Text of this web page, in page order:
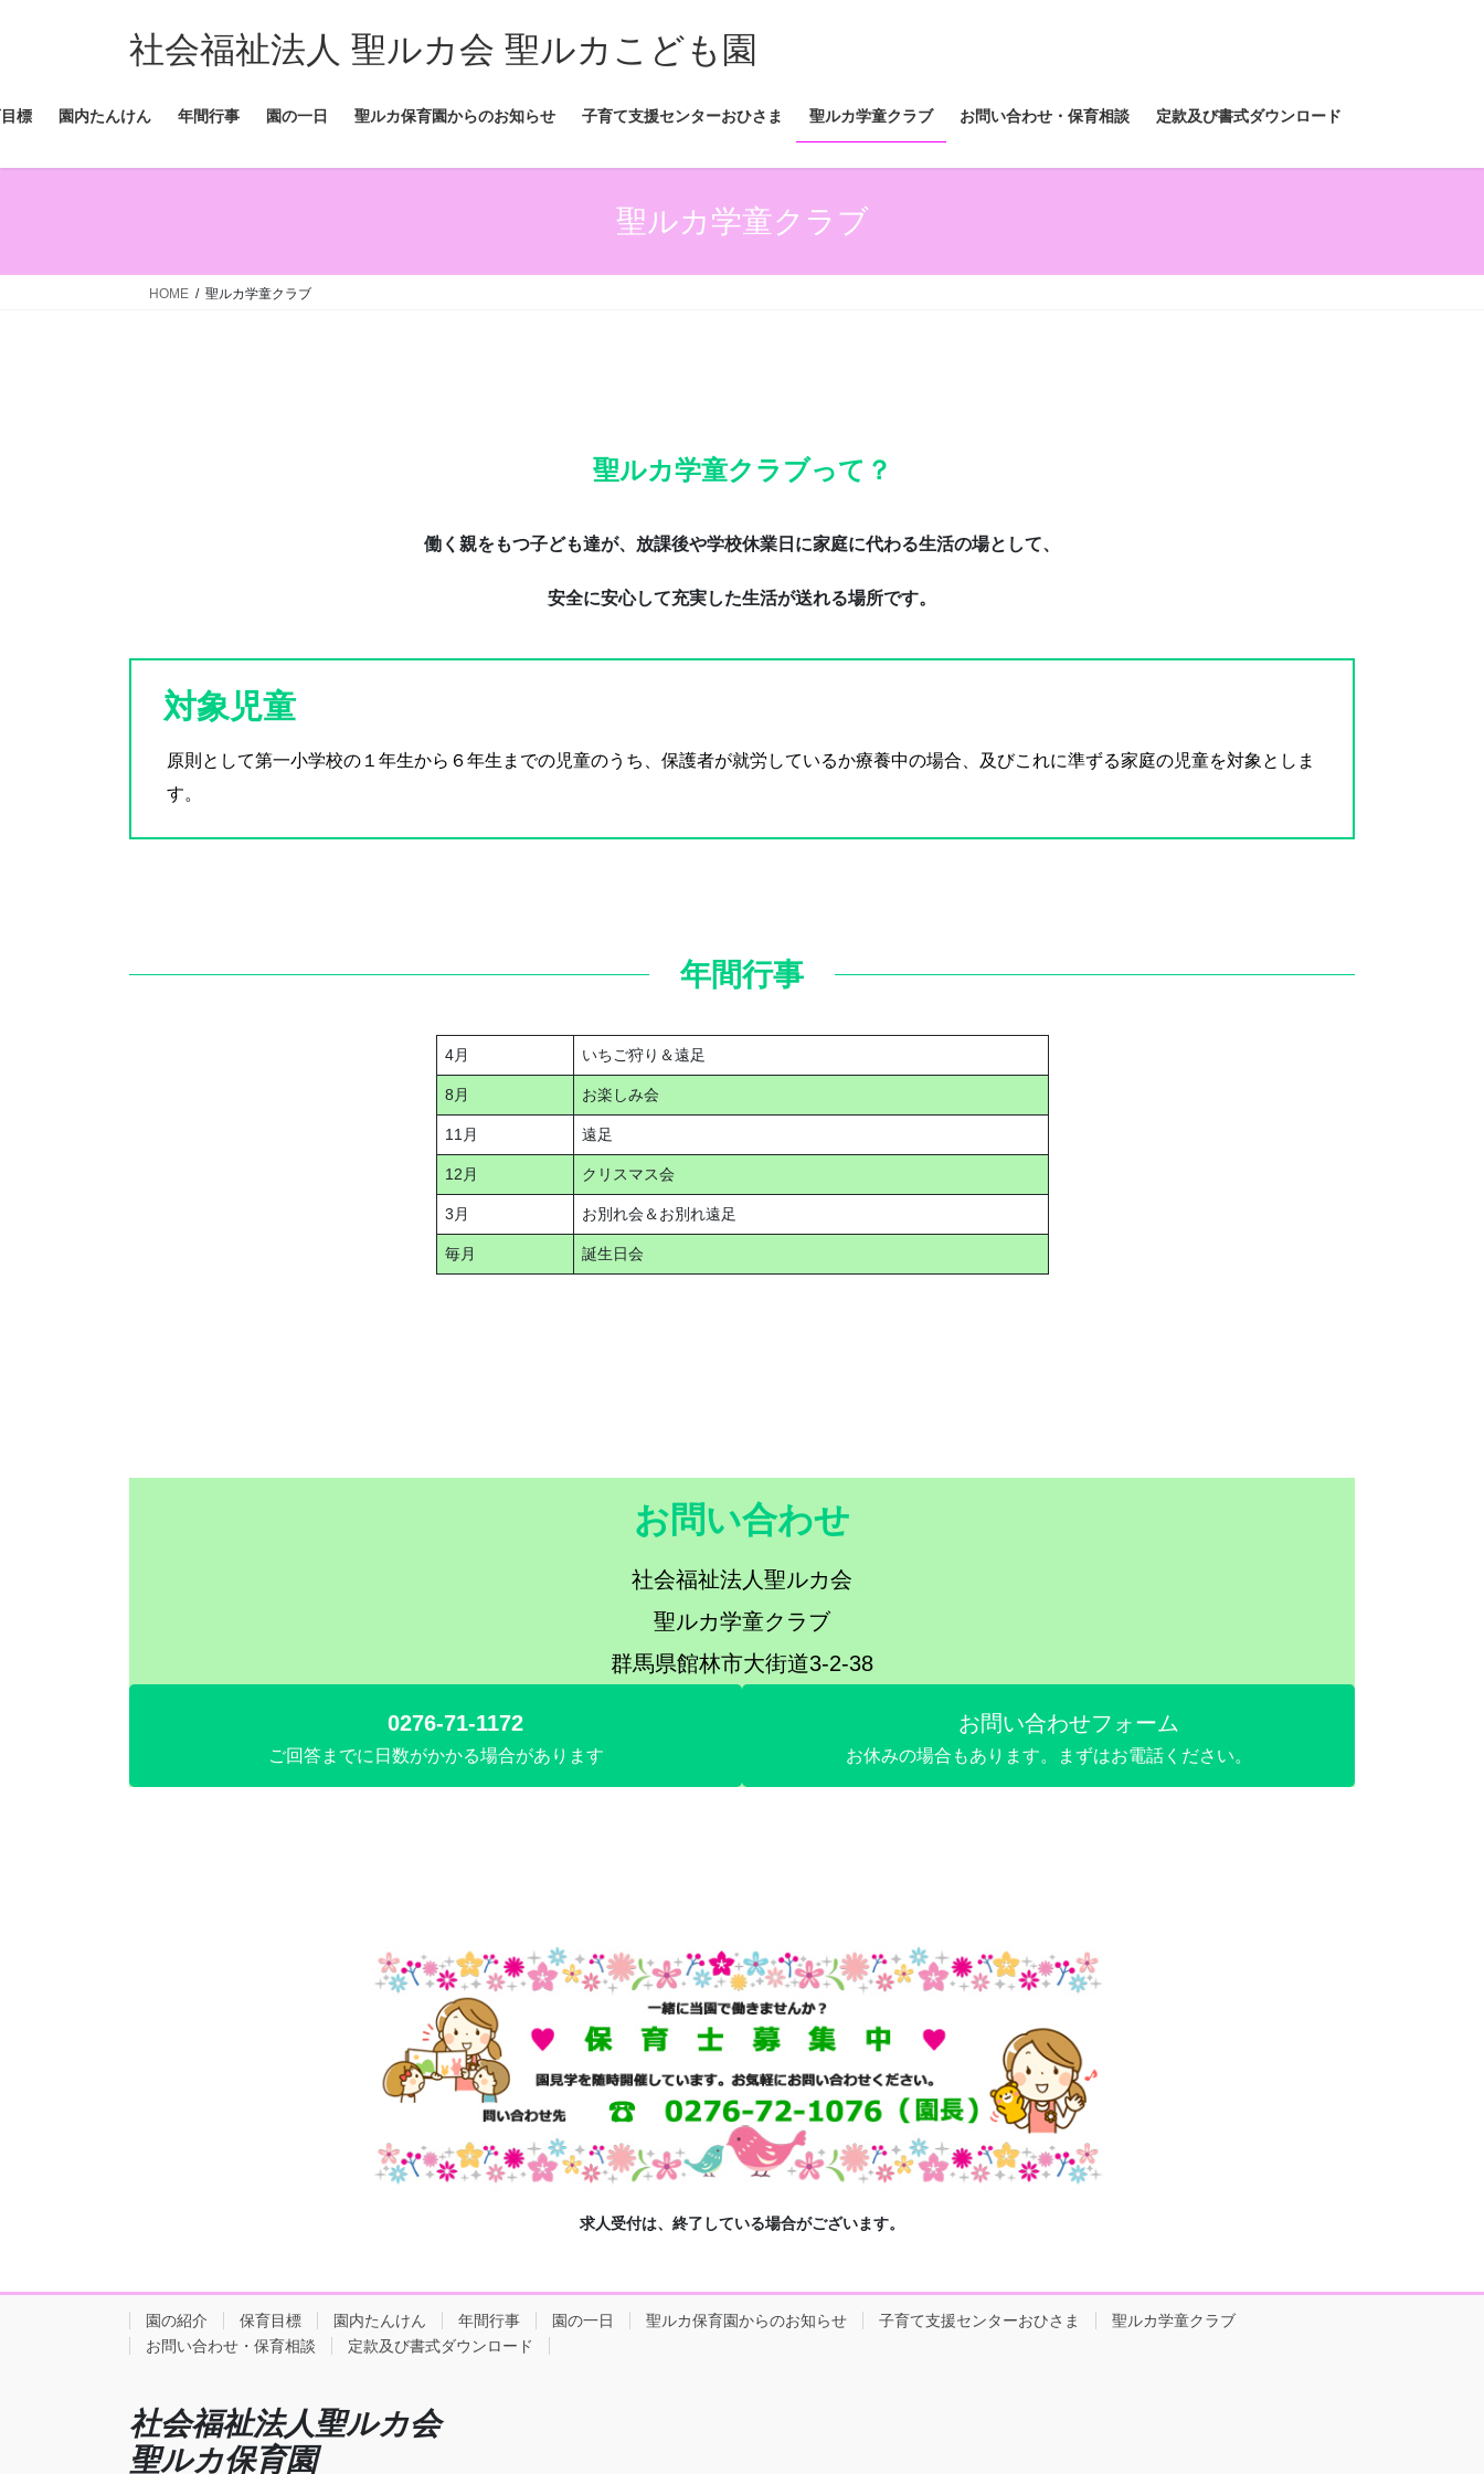
ツ
ス
シ
ン
社会福祉法人 聖ルカ会 聖ルカこども園
標 園内たんけん 年間行事 園の一日 聖ルカ保育園からのお知らせ 子育て支援センターおひさま 聖ルカ学童クラブ お問い合わせ・保育相談 定款及び書式ダウンロード
聖ルカ学童クラブ
HOME 聖ルカ学童クラブ
聖ルカ学童クラブって？
働く親をもつ子ども達が、放課後や学校休業日に家庭に代わる生活の場として、
安全に安心して充実した生活が送れる場所です。
対象児童
原則として第一小学校の１年生から６年生までの児童のうち、保護者が就労しているか療養中の場合、及びこれに準ずる家庭の児童を対象としま
す。
年間行事
4月 いちご狩り＆遠足
8月 お楽しみ会
11月 遠足
12月 クリスマス会
3月 お別れ会＆お別れ遠足
毎月 誕生日会
お問い合わせ
社会福祉法人聖ルカ会
聖ルカ学童クラブ
群馬県館林市大街道3-2-38
0276-71-1172
ご回答までに日数がかかる場合があります
お問い合わせフォーム
お休みの場合もあります。まずはお電話ください。
求人受付は、終了している場合がございます。
園の紹介 保育目標 園内たんけん 年間行事 園の一日 聖ルカ保育園からのお知らせ 子育て支援センターおひさま
聖ルカ学童クラブ
お問い合わせ・保育相談
定款及び書式ダウンロード
社会福祉法人聖ルカ会
聖ルカ保育園